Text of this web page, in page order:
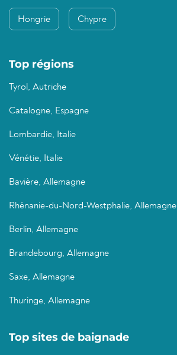
Hongrie Chypre
Top régions
Tyrol, Autriche
Catalogne, Espagne
Lombardie, Italie
Vénétie, Italie
Bavière, Allemagne
Rhénanie-du-Nord-Westphalie, Allemagne
Berlin, Allemagne
Brandebourg, Allemagne
Saxe, Allemagne
Thuringe, Allemagne
Top sites de baignade